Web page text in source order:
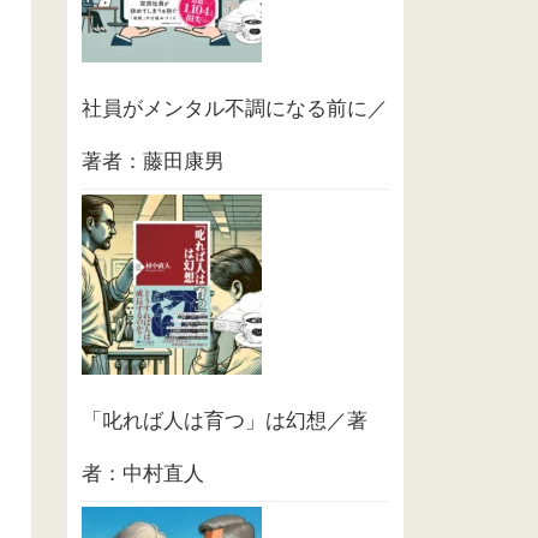
社員がメンタル不調になる前に／
著者：藤田康男
「叱れば人は育つ」は幻想／著
者：中村直人